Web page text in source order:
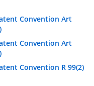
Convention Art
Convention Art
Convention R 99(2)